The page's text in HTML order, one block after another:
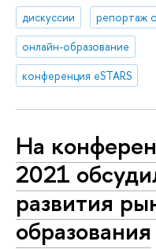
дискуссии
репортаж
онлайн-образование
конференция eSTARS
На
2021
развития
образования